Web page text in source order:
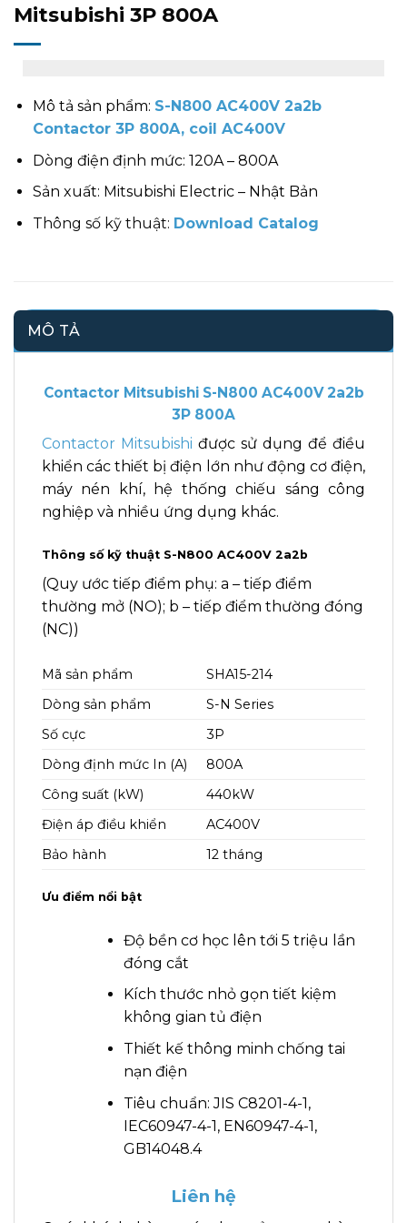
Mitsubishi 3P 800A
Mô tả sản phẩm: S-N800 AC400V 2a2b
Contactor 3P 800A, coil AC400V
Dòng điện định mức: 120A – 800A
Sản xuất: Mitsubishi Electric – Nhật Bản
Thông số kỹ thuật: Download Catalog
MÔ TẢ
Contactor Mitsubishi S-N800 AC400V 2a2b
3P 800A
Contactor Mitsubishi được sử dụng để điều
khiển các thiết bị điện lớn như động cơ điện,
máy nén khí, hệ thống chiếu sáng công
nghiệp và nhiều ứng dụng khác.
Thông số kỹ thuật S-N800 AC400V 2a2b
(Quy ước tiếp điểm phụ: a – tiếp điểm
thường mở (NO); b – tiếp điểm thường đóng
(NC))
Mã sản phẩm
SHA15-214
Dòng sản phẩm
S-N Series
Số cực
3P
Dòng định mức In (A)
800A
Công suất (kW)
440kW
Điện áp điều khiển
AC400V
Bảo hành
12 tháng
Ưu điểm nổi bật
Độ bền cơ học lên tới 5 triệu lần
đóng cắt
Kích thước nhỏ gọn tiết kiệm
không gian tủ điện
Thiết kế thông minh chống tai
nạn điện
Tiêu chuẩn: JIS C8201-4-1,
IEC60947-4-1, EN60947-4-1,
GB14048.4
Liên hệ